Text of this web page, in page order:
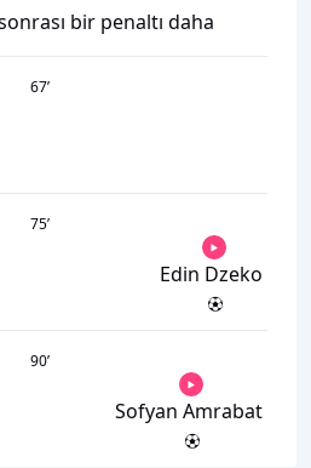
bir penaltı daha
67’
75’
Edin Dzeko
90’
Sofyan Amrabat